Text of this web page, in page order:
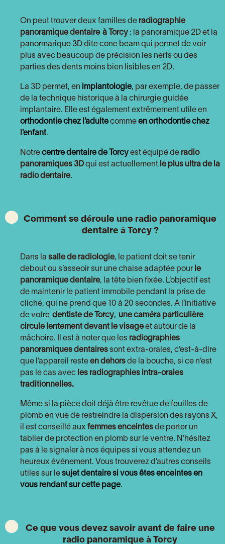
On peut trouver deux familles de radiographie
panoramique dentaire à Torcy : la panoramique 2D et la
panormarique 3D dite cone beam qui permet de voir
plus avec beaucoup de précision les nerfs ou des
parties des dents moins bien lisibles en 2D.
La 3D permet, en implantologie, par exemple, de passer
de la technique historique à la chirurgie guidée
implantaire. Elle est également extrêmement utile en
orthodontie chez l’adulte comme en orthodontie chez
l’enfant.
Notre centre dentaire de Torcy est équipé de radio
panoramiques 3Dqui est actuellement le plus ultra de la
radio dentaire.
Comment se déroule une radio panoramique
dentaire à Torcy ?
Dans la salle de radiologie, le patient doit se tenir
debout ou s’asseoir sur une chaise adaptée pour le
panoramique dentaire, la tête bien fixée. L’objectif est
de maintenir le patient immobile pendant la prise de
cliché, qui ne prend que 10 à 20 secondes. A l’initiative
de votre dentiste de Torcy, une caméra particulière
circule lentement devant le visage et autour de la
mâchoire. Il est à noter que les radiographies
panoramiques dentaires sont extra-orales, c’est-à-dire
que l’appareil reste en dehors de la bouche, si ce n’est
pas le cas avec les radiographies intra-orales
traditionnelles.
Même si la pièce doit déjà être revêtue de feuilles de
plomb en vue de restreindre la dispersion des rayons X,
il est conseillé aux femmes enceintes de porter un
tablier de protection en plomb sur le ventre. N’hésitez
pas à le signaler à nos équipes si vous attendez un
heureux événement. Vous trouverez d’autres conseils
utiles sur le sujet dentaire si vous êtes enceintes en
vous rendant sur cette page.
Ce que vous devez savoir avant de faire une
radio panoramique à Torcy